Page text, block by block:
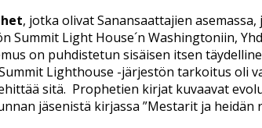
, jotka olivat Sanansaattajien
Summit Light House´n Washingtoniin,
on puhdistetun sisäisen itsen
Lighthouse -järjestön tarkoitus
sitä. Prophetien kirjat kuvaavat
jäsenistä kirjassa ”Mestarit ja heidän